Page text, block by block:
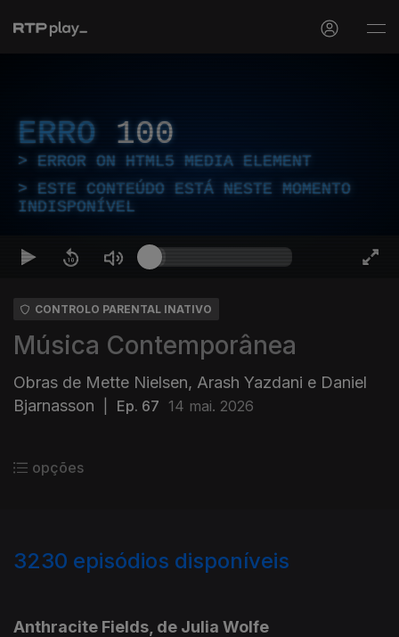
ERRO 100
ERROR ON HTML5 MEDIA ELEMENT
ESTE CONTEÚDO ESTÁ NESTE MOMENTO
INDISPONÍVEL
CONTROLO PARENTAL INATIVO
Música Contemporânea
Obras de Mette Nielsen, Arash Yazdani e Daniel
Bjarnasson
Ep. 67 14 mai. 2026
opções
3230 episódios disponíveis
Anthracite Fields, de Julia Wolfe